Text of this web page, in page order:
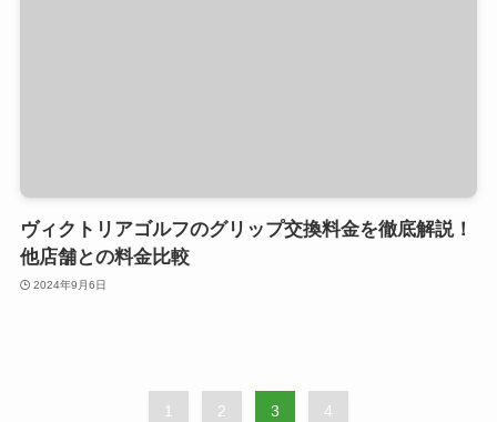
ヴィクトリアゴルフのグリップ交換料金を徹底解説！
他店舗との料金比較
2024年9月6日
1 2 3 4